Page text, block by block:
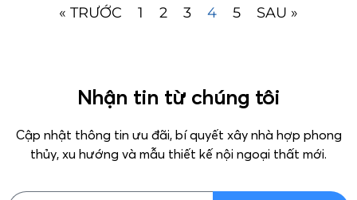
« TRƯỚC 1 2 3 4 5 SAU »
Nhận tin từ chúng tôi
Cập nhật thông tin ưu đãi, bí quyết xây nhà hợp phong
thủy, xu hướng và mẫu thiết kế nội ngoại thất mới.